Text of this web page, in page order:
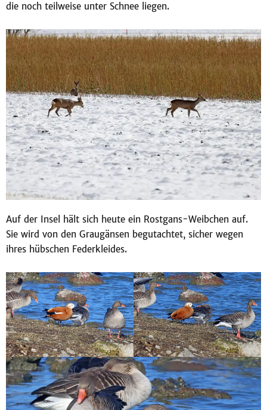
die noch teilweise unter Schnee liegen.
Auf der Insel hält sich heute ein Rostgans-Weibchen auf.
Sie wird von den Graugänsen begutachtet, sicher wegen
ihres hübschen Federkleides.